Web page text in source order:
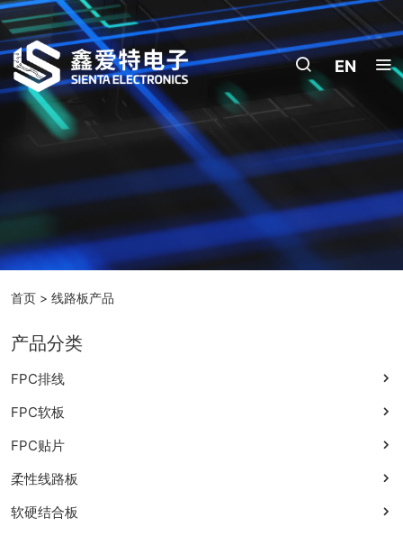
EN
首页 > 线路板产品
产品分类
FPC排线
FPC软板
FPC贴片
柔性线路板
软硬结合板